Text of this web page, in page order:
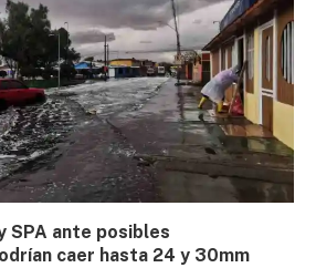
SPA ante posibles
caer hasta 24 y 30mm